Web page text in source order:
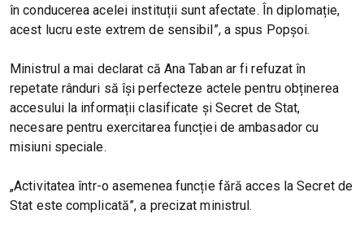
în conducerea acelei instituții sunt afectate. În diplomație,
acest lucru este extrem de sensibil”, a spus Popșoi.
Ministrul a mai declarat că Ana Taban ar fi refuzat în
repetate rânduri să își perfecteze actele pentru obținerea
accesului la informații clasificate și Secret de Stat,
necesare pentru exercitarea funcției de ambasador cu
misiuni speciale.
„Activitatea într-o asemenea funcție fără acces la Secret de
Stat este complicată”, a precizat ministrul.